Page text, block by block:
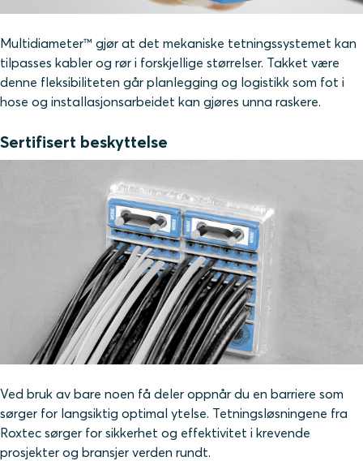
Multidiameter™ gjør at det mekaniske tetningssystemet kan
tilpasses kabler og rør i forskjellige størrelser. Takket være
denne fleksibiliteten går planlegging og logistikk som fot i
hose og installasjonsarbeidet kan gjøres unna raskere.
Sertifisert beskyttelse
Ved bruk av bare noen få deler oppnår du en barriere som
sørger for langsiktig optimal ytelse. Tetningsløsningene fra
Roxtec sørger for sikkerhet og effektivitet i krevende
prosjekter og bransjer verden rundt.